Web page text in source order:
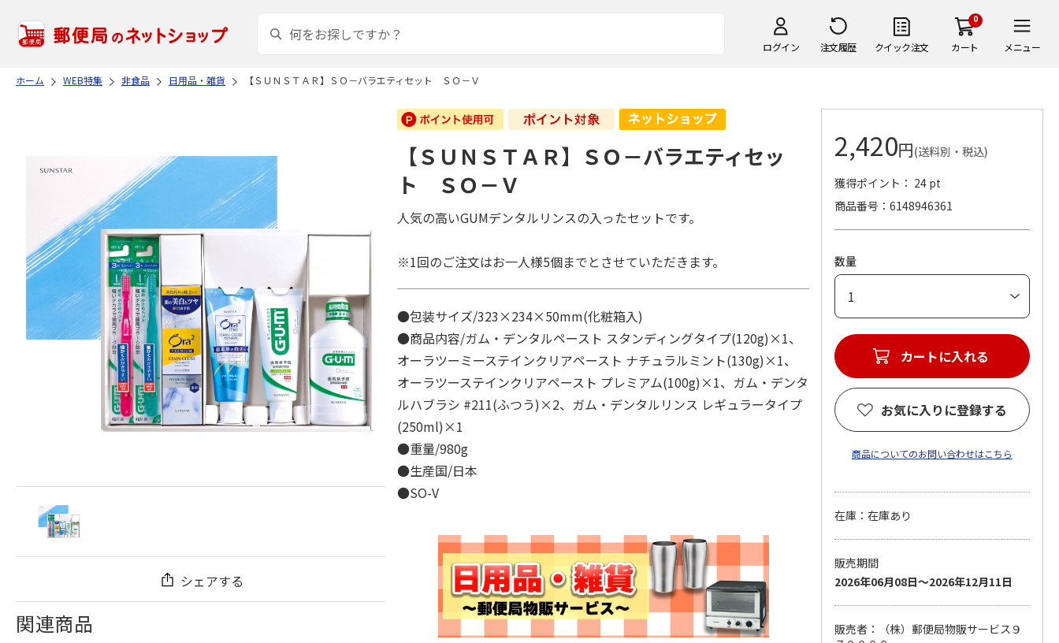
ログイン 注文履歴 クイック注文
0
カート メニュー
ホーム WEB特集 非食品 日用品・雑貨 【ＳＵＮＳＴＡＲ】ＳＯ－バラエティセット ＳＯ－Ｖ
シェアする
関連商品
【ＳＵＮＳＴＡＲ】ＳＯ－バラエティセッ
ト ＳＯ－Ｖ
人気の高いGUMデンタルリンスの入ったセットです。
※1回のご注文はお一人様5個までとさせていただきます。
●包装サイズ/323×234×50mm(化粧箱入)
●商品内容/ガム・デンタルペースト スタンディングタイプ(120g)×1、
オーラツーミーステインクリアペースト ナチュラルミント(130g)×1、
オーラツーステインクリアペースト プレミアム(100g)×1、ガム・デンタ
ルハブラシ #211(ふつう)×2、ガム・デンタルリンス レギュラータイプ
(250ml)×1
●重量/980g
●生産国/日本
●SO-V
2,420円(送料別・税込)
獲得ポイント： 24 pt
商品番号
6148946361
数量
カートに入れる
お気に入りに登録する
商品についてのお問い合わせはこちら
在庫：在庫あり
販売期間
2026年06月08日～2026年12月11日
販売者：（株）郵便局物販サービス９